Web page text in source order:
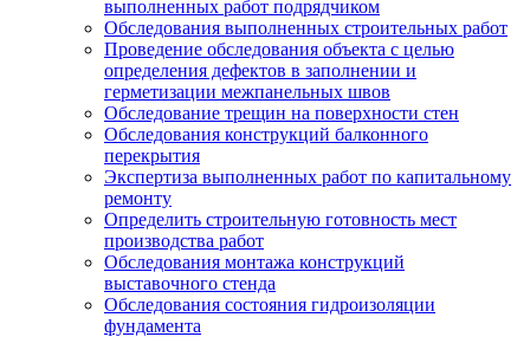
выполненных работ подрядчиком
Обследования выполненных строительных работ
Проведение обследования объекта с целью
определения дефектов в заполнении и
герметизации межпанельных швов
Обследование трещин на поверхности стен
Обследования конструкций балконного
перекрытия
Экспертиза выполненных работ по капитальному
ремонту
Определить строительную готовность мест
производства работ
Обследования монтажа конструкций
выставочного стенда
Обследования состояния гидроизоляции
фундамента